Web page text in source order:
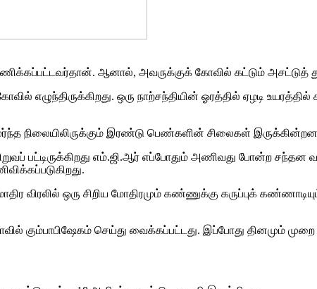
ஆனால், அவருக்குக் கோவில் கட்டும் அசட்டுத்
எழுந்திருக்கிறது. ஒரு நாற்சந்தியின் ஓரத்தில் ஏழடி
நிலையிலிருக்கும் இரண்டு பெண்களின் சிலைகள்
பட்டிருக்கிறது எம்.ஜி.ஆர் எப்போதும் அணிவது போன்ற
விரலில் ஒரு சிறிய மோதிரமும் கண்ணுக்கு கருப்புக்
கும்பாபிஷேகம் செய்து வைக்கப்பட்டது. இப்போது தினமும்